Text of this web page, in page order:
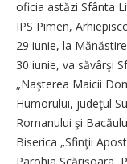
oficia astăzi Sfânta
IPS Pimen,
29 iunie, la
30 iunie, va săvârşi
„Naşterea Maicii
Humorului, judeţul
Romanului şi
Biserica „Sfinţii